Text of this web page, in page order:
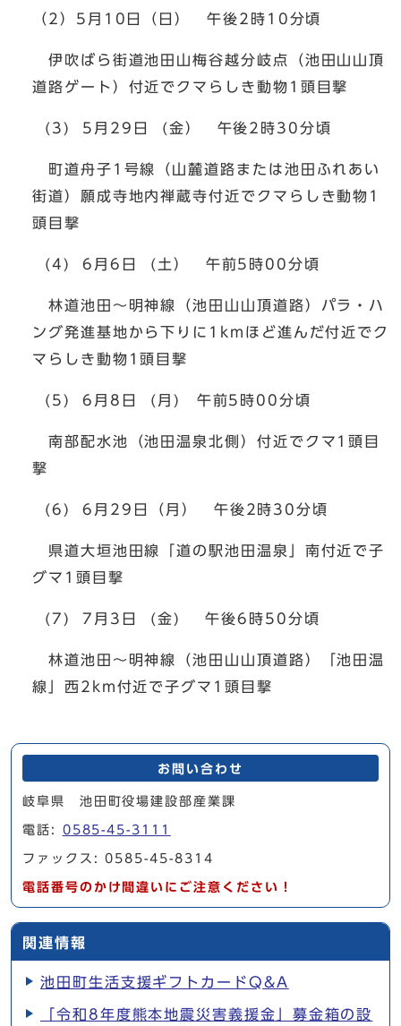
（2）5月10日（日） 午後2時10分頃
伊吹ばら街道池田山梅谷越分岐点（池田山山頂
道路ゲート）付近でクマらしき動物1頭目撃
(3) 5月29日 (金） 午後2時30分頃
町道舟子1号線（山麓道路または池田ふれあい
街道）願成寺地内禅蔵寺付近でクマらしき動物1
頭目撃
(4) 6月6日 (土） 午前5時00分頃
林道池田～明神線（池田山山頂道路）パラ・ハ
ング発進基地から下りに1kmほど進んだ付近でク
マらしき動物1頭目撃
(5) 6月8日 (月) 午前5時00分頃
南部配水池（池田温泉北側）付近でクマ1頭目
撃
(6) 6月29日（月） 午後2時30分頃
県道大垣池田線「道の駅池田温泉」南付近で子
グマ1頭目撃
(7) 7月3日 (金) 午後6時50分頃
林道池田～明神線（池田山山頂道路）「池田温
線」西2km付近で子グマ1頭目撃
お問い合わせ
岐阜県 池田町役場建設部産業課
電話: 0585-45-3111
ファックス: 0585-45-8314
電話番号のかけ間違いにご注意ください！
関連情報
池田町生活支援ギフトカードQ&A
「令和8年度熊本地震災害義援金」募金箱の設